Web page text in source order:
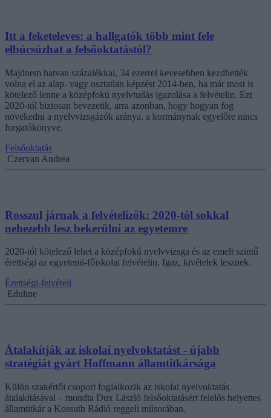
Itt a feketeleves: a hallgatók több mint fele
elbúcsúzhat a felsőoktatástól?
Majdnem hatvan százalékkal, 34 ezerrel kevesebben kezdhették
volna el az alap- vagy osztatlan képzést 2014-ben, ha már most is
kötelező lenne a középfokú nyelvtudás igazolása a felvételin. Ezt
2020-tól biztosan bevezetik, arra azonban, hogy hogyan fog
növekedni a nyelvvizsgázók aránya, a kormánynak egyelőre nincs
forgatókönyve.
Felsőoktatás
Czervan Andrea
Rosszul járnak a felvételizők: 2020-tól sokkal
nehezebb lesz bekerülni az egyetemre
2020-tól kötelező lehet a középfokú nyelvvizsga és az emelt szintű
érettségi az egyetemi-főiskolai felvételin. Igaz, kivételek lesznek.
Érettségi-felvételi
Eduline
Átalakítják az iskolai nyelvoktatást - újabb
stratégiát gyárt Hoffmann államtitkársága
Külön szakértői csoport foglalkozik az iskolai nyelvoktatás
átalakításával – mondta Dux László felsőoktatásért felelős helyettes
államtitkár a Kossuth Rádió reggeli műsorában.